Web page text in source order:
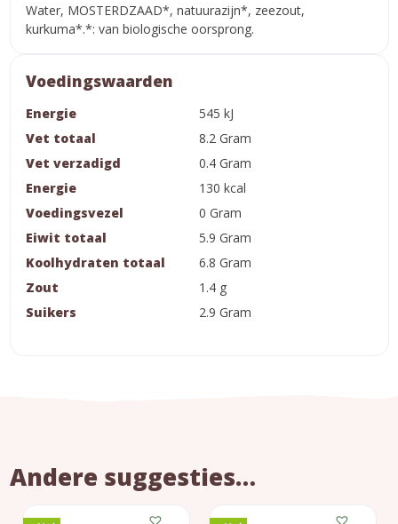
Water, MOSTERDZAAD*, natuurazijn*, zeezout,
kurkuma*.*: van biologische oorsprong.
Voedingswaarden
Energie
545 kJ
Vet totaal
8.2 Gram
Vet verzadigd
0.4 Gram
Energie
130 kcal
Voedingsvezel
0 Gram
Eiwit totaal
5.9 Gram
Koolhydraten totaal
6.8 Gram
Zout
1.4 g
Suikers
2.9 Gram
Andere suggesties…